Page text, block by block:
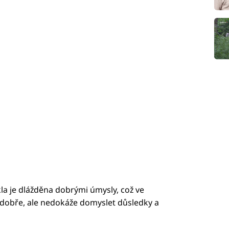
je dlážděna dobrými úmysly, což ve
ale nedokáže domyslet důsledky a